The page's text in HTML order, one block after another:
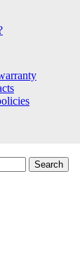
Search